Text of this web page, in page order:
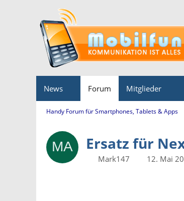
News Forum Mitglieder
Handy Forum für Smartphones, Tablets & Apps
Ersatz für
Mark147
12. Mai